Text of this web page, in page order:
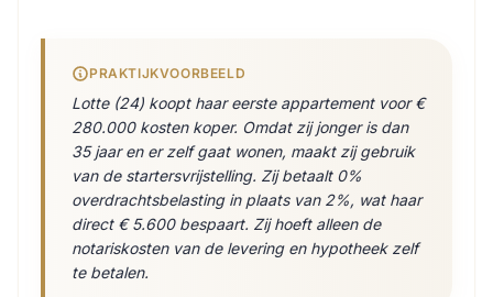
PRAKTIJKVOORBEELD
Lotte (24) koopt haar eerste appartement voor €
280.000 kosten koper. Omdat zij jonger is dan
35 jaar en er zelf gaat wonen, maakt zij gebruik
van de startersvrijstelling. Zij betaalt 0%
overdrachtsbelasting in plaats van 2%, wat haar
direct € 5.600 bespaart. Zij hoeft alleen de
notariskosten van de levering en hypotheek zelf
te betalen.